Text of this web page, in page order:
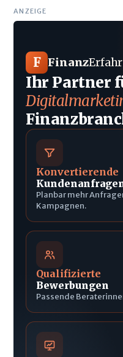
ANZEIGE
F Finanz
Ihr Partner
Konvertierende
Planbar mehr
Kampagnen.
Qualifizierte
Bewerbungen
Passende